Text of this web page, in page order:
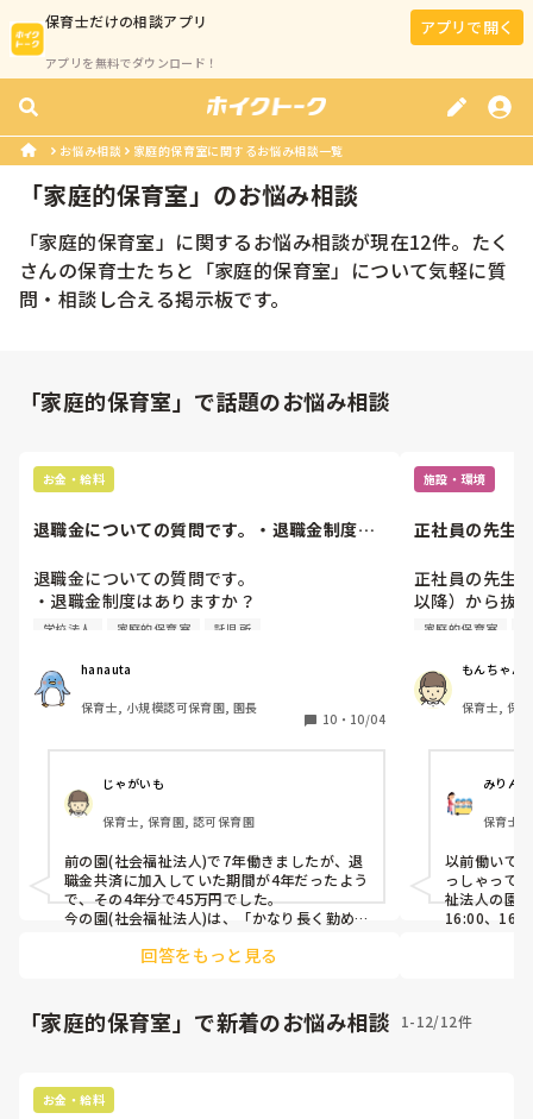
保育士だけの相談アプリ
アプリを無料でダウンロード！
アプリで開く
お悩み相談 家庭的保育室に関するお悩み相談一覧
「家庭的保育室」のお悩み相談
「家庭的保育室 」に関するお悩み相談が現在12件。たく
さんの保育士たちと「家庭的保育室 」について気軽に質
問・相談し合える掲示板です。
「家庭的保育室」で話題のお悩み相談
お金・給料
退職金についての質問です。・退職金制度は
退職金についての質問です。
・退職金制度はありますか？
・何年働くといくら位もらえますか？
今まで退職金制度のある会社で働いたことが
なく、転職活動を機に退職金制度のある会社
に務めたいと考えています。株式会社や社会
福祉法人などによって様々だと思うので、色
んな方のご意見を聞けたらと思います😄
学校法人 家庭的保育室 託児所
hanauta
保育士, 小規模認可保育園, 園長
10 ・ 10/04
じゃがいも
保育士, 保育園, 認可保育園
前の園(社会福祉法人)で7年働きましたが、退
職金共済に加入していた期間が4年だったよう
で、その4年分で45万円でした。
今の園(社会福祉法人)は、「かなり長く勤め
外は退職金共済に加入しません。」と言われ
ちなみに、前の園はかなりブラックで休日出
勤あり(手当ては少ない)・サビ残だらけ・ボ
思いましたが、
今の園はサビ残少なめ・30分単位で残業代が
回答をもっと見る
施設・環境
正社員の先生
正社員の先生
以降）から抜
イトのみで子
ます。）
このような園
があります。
か…というの
少し困ってい
せんが…
おかえりの会
嬉しいです。
家庭的保育室
もんちゃん
保育士, 保
みりん
保育士,
以前働いて
っしゃって
祉法人の園
16:00、
子どもたち
か、パート
「家庭的保育室」で新着のお悩み相談 1-12/12件
お金・給料